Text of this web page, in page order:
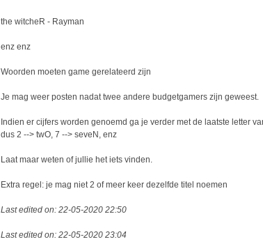
the witcheR - Rayman
enz enz
Woorden moeten game gerelateerd zijn
Je mag weer posten nadat twee andere budgetgamers zijn geweest.
Indien er cijfers worden genoemd ga je verder met de laatste letter
dus 2 --> twO, 7 --> seveN, enz
Laat maar weten of jullie het iets vinden.
Extra regel: je mag niet 2 of meer keer dezelfde titel noemen
Last edited on: 22-05-2020 22:50
Last edited on: 22-05-2020 23:04